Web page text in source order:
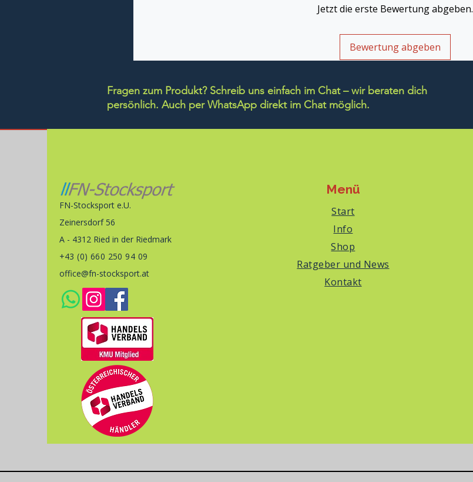
Jetzt die erste Bewertung abgeben.
Bewertung abgeben
Fragen zum Produkt? Schreib uns einfach im Chat – wir beraten dich
persönlich. Auch per WhatsApp direkt im Chat möglich.
FN-Stocksport e.U.
Zeinersdorf 56
A - 4312 Ried in der Riedmark
+43 (0) 660 250 94 09
office@fn-stocksport.at
Menü
Start
Info
Shop
Ratgeber und News
Kontakt